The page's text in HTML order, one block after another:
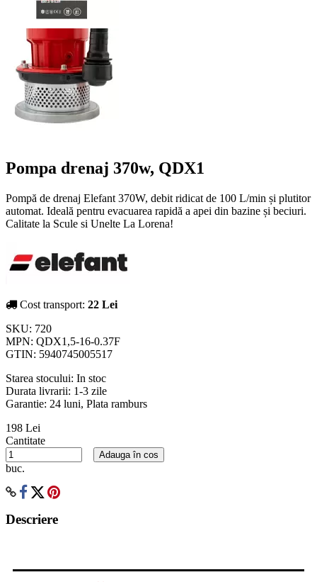
Pompa drenaj 370w, QDX1
Pompă de drenaj Elefant 370W, debit ridicat de 100 L/min și plutitor
automat. Ideală pentru evacuarea rapidă a apei din bazine și beciuri.
Calitate la Scule si Unelte La Lorena!
Cost transport: 22 Lei
SKU: 720
MPN: QDX1,5-16-0.37F
GTIN: 5940745005517
Starea stocului: In stoc
Durata livrarii: 1-3 zile
Garantie: 24 luni, Plata ramburs
198 Lei
Cantitate
buc.
Adauga în cos
Descriere